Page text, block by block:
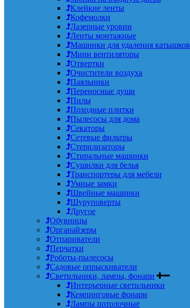
Клейкие ленты
Кофемолки
Лазерные уровни
Ленты монтажные
Машинки для удаления катышков
Мини вентиляторы
Отвертки
Очистители воздуха
Паяльники
Переносные души
Пилы
Походные плитки
Пылесосы для дома
Секаторы
Сетевые фильтры
Стерилизаторы
Стиральные машинки
Сушилки для белья
Транспортеры для мебели
Умные замки
Швейные машинки
Шуруповерты
Другое
Обувницы
Органайзеры
Отпариватели
Перчатки
Роботы-пылесосы
Садовые опрыскиватели
Светильники, лампы, фонари
Интерьерные светильники
Кемпинговые фонари
Лампы потолочные